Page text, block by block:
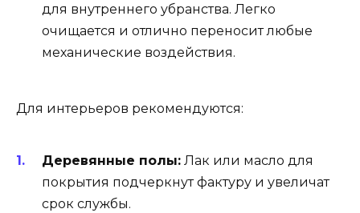
для внутреннего убранства. Легко
очищается и отлично переносит любые
механические воздействия.
Для интерьеров рекомендуются:
Деревянные полы: Лак или масло для
покрытия подчеркнут фактуру и увеличат
срок службы.